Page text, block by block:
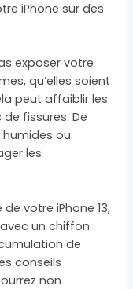
iPhone sur des
exposer votre
qu’elles soient
peut affaiblir les
fissures. De
humides ou
les
votre iPhone 13,
un chiffon
de
conseils
non